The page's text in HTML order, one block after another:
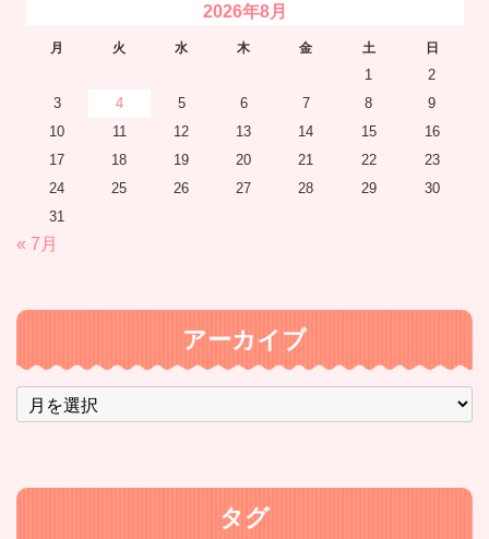
2026年8月
月 火 水 木 金 土 日
1
2
3
4 5 6 7 8
9
10
11 12 13 14 15
16
17
18 19 20 21 22
23
24
25 26 27 28 29
30
31
« 7月
アーカイブ
ア
ー
ブ
タグ